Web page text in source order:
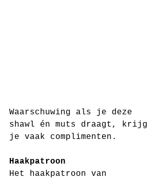
Waarschuwing als je deze
shawl én muts draagt, krijg
je vaak complimenten.
Haakpatroon
Het haakpatroon van